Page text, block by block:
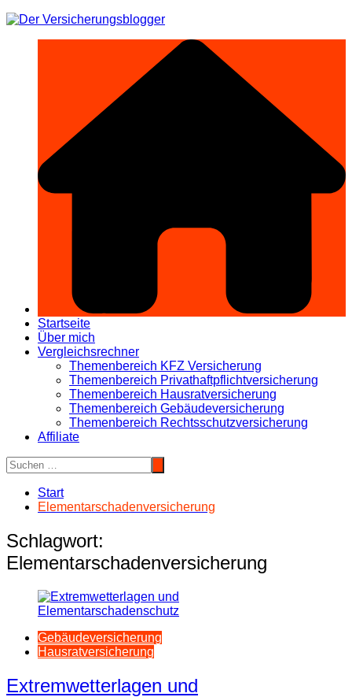
Zum
Startseite
Über mich
Vergleichsrechner
Themenbereich KFZ Versicherung
Themenbereich Privathaftpflichtversicherung
Themenbereich Hausratversicherung
Themenbereich Gebäudeversicherung
Themenbereich Rechtsschutzversicherung
Affiliate
Start
Elementarschadenversicherung
Schlagwort:
Elementarschadenversicherung
Gebäudeversicherung
Hausratversicherung
Extremwetterlagen und